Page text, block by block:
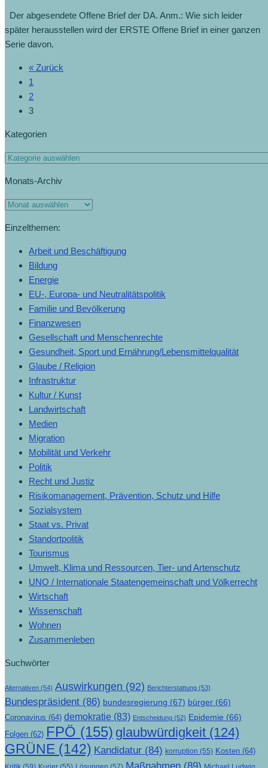
Der abgesendete Offene Brief der DA. Anm.: Wie sich leider
später herausstellen wird der ERSTE Offene Brief in einer ganzen
Serie davon.
« Zurück
1
2
3
Kategorien
Monats-Archiv
Einzelthemen:
Arbeit und Beschäftigung
Bildung
Energie
EU-, Europa- und Neutralitätspolitik
Familie und Bevölkerung
Finanzwesen
Gesellschaft und Menschenrechte
Gesundheit, Sport und Ernährung/Lebensmittelqualität
Glaube / Religion
Infrastruktur
Kultur / Kunst
Landwirtschaft
Medien
Migration
Mobilität und Verkehr
Politik
Recht und Justiz
Risikomanagement, Prävention, Schutz und Hilfe
Sozialsystem
Staat vs. Privat
Standortpolitik
Tourismus
Umwelt, Klima und Ressourcen, Tier- und Artenschutz
UNO / Internationale Staatengemeinschaft und Völkerrecht
Wirtschaft
Wissenschaft
Wohnen
Zusammenleben
Suchwörter
Alternativen (54) Auswirkungen (92) Berichterstattung (53)
Bundespräsident (86) bundesregierung (67) bürger (66)
Coronavirus (64) demokratie (83) Entscheidung (52) Epidemie (66)
Folgen (62) FPÖ (155) glaubwürdigkeit (124)
GRÜNE (142) Kandidatur (84) korruption (55) Kosten (64)